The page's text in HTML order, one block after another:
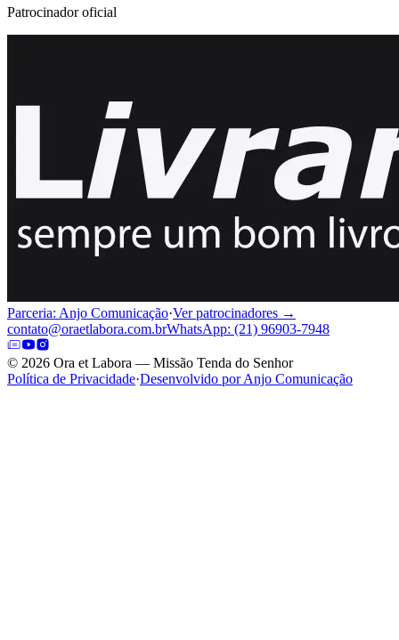
Patrocinador oficial
Parceria: Anjo Comunicação·Ver patrocinadores →
contato@oraetlabora.com.brWhatsApp: (21) 96903-7948
© 2026 Ora et Labora — Missão Tenda do Senhor
Política de Privacidade·Desenvolvido por Anjo Comunicação